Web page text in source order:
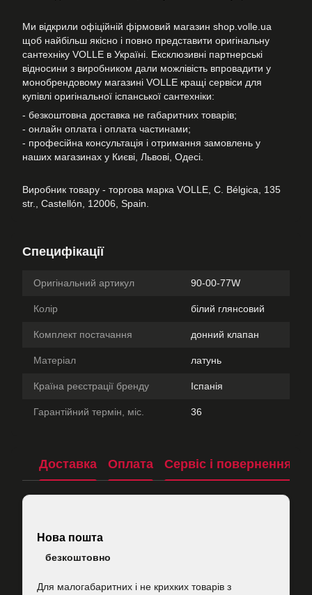
Ми відкрили офіційній фірмовий магазин shop.volle.ua
щоб найбільш якісно і повно представити оригінальну
сантехніку VOLLE в Україні. Ексклюзивні партнерські
відносини з виробником дали можлівість впровадити у
монобрендовому магазині VOLLE кращі сервіси для
купівлі оригінальної іспанської сантехніки:
- безкоштовна доставка не габаритних товарів;
- онлайн оплата і оплата частинами;
- професійна консультація і отримання замовлень у
наших магазинах у Києві, Львові, Одесі.
Виробник товару - торгова марка VOLLE, C. Bélgica, 135
str., Castellón, 12006, Spain.
Специфікації
Оригінальний артикул 90-00-77W
Колір білий глянсовий
Комплект постачання донний клапан
Матеріал латунь
Країна реєстрації бренду Іспанія
Гарантійний термін, міс. 36
Доставка Оплата Сервіс і повернення
Нова пошта
безкоштовно
Для малогабаритних і не крихких товарів з